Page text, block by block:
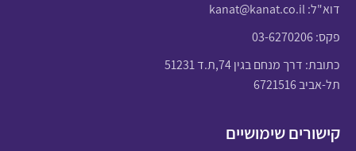
דוא"ל:kanat@kanat.co.il
פקס: 03-6270206
כתובת: דרך מנחם בגין 74,ת.ד 51231
תל-אביב 6721516
קישורים שימושיים